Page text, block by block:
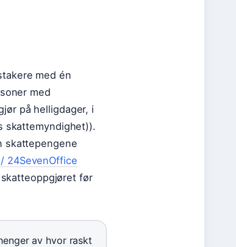
med én
med
på helligdager, i
skattemyndighet)).
skattepengene
24SevenOffice
før
av hvor raskt